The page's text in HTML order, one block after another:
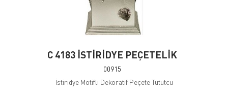
C 4183 İSTİRİDYE PEÇETELİK
00915
İstiridye Motifli Dekoratif Peçete Tututcu